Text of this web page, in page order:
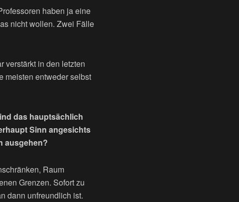
haben ja eine
nicht wollen. Zwei Fälle
verstärkt in den letzten
meisten entweder selbst
das hauptsächlich
Sinn angesichts
ausgehen?
Raum
Grenzen. Sofort zu
dann unfreundlich ist.